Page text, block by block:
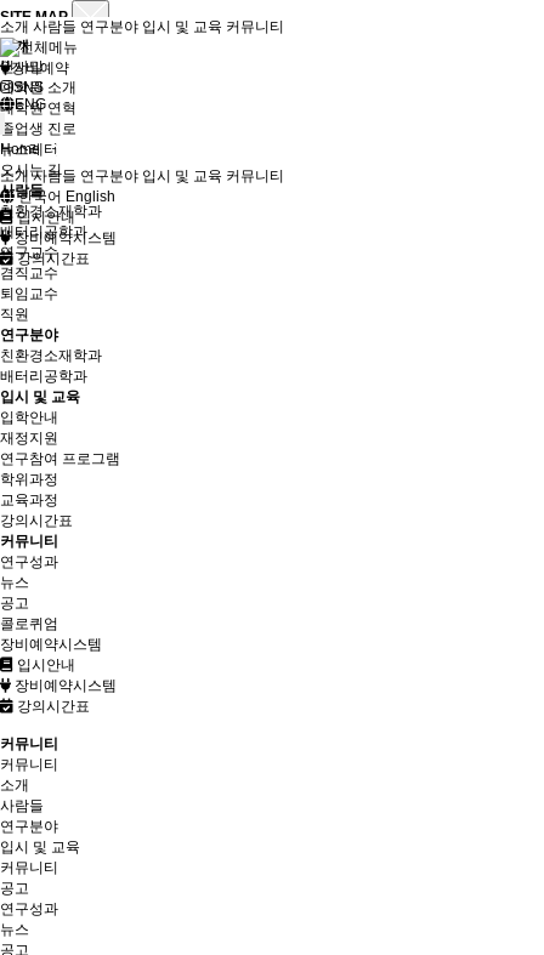
SITE MAP
소개
인사말
대학원 소개
대학원 연혁
졸업생 진로
뉴스레터
오시는 길
사람들
친환경소재학과
배터리공학과
연구교수
겸직교수
퇴임교수
직원
연구분야
친환경소재학과
배터리공학과
입시 및 교육
입학안내
재정지원
연구참여 프로그램
학위과정
교육과정
강의시간표
커뮤니티
연구성과
뉴스
공고
콜로퀴엄
장비예약시스템
입시안내
장비예약시스템
강의시간표
소개 사람들 연구분야 입시 및 교육 커뮤니티
장비예약
SNS
ENG
Home
소개 사람들 연구분야 입시 및 교육 커뮤니티
한국어 English
입시안내
장비예약시스템
강의시간표
커뮤니티
커뮤니티
소개
사람들
연구분야
입시 및 교육
커뮤니티
공고
연구성과
뉴스
공고